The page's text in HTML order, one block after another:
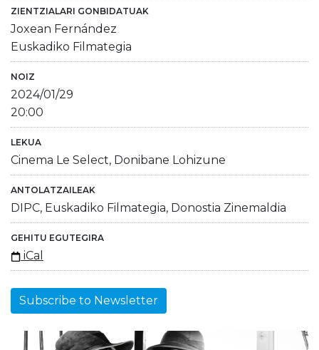
ZIENTZIALARI GONBIDATUAK
Joxean Fernández
Euskadiko Filmategia
NOIZ
2024/01/29
20:00
LEKUA
Cinema Le Select, Donibane Lohizune
ANTOLATZAILEAK
DIPC, Euskadiko Filmategia, Donostia Zinemaldia
GEHITU EGUTEGIRA
iCal
Subscribe to Newsletter